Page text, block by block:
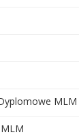
MLM